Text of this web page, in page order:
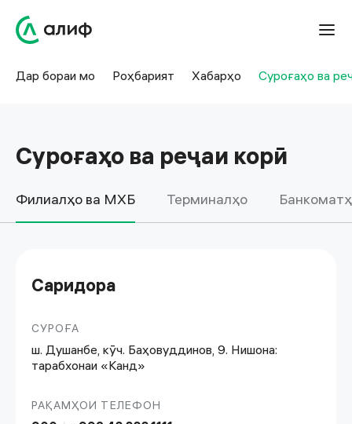
Дар бораи мо Роҳбарият Хабарҳо Суроғаҳо ва
Суроғаҳо ва реҷаи корӣ
Филиалҳо ва МХБ Терминалҳо
Саридора
СУРОҒА
ш. Душанбе, кӯч. Баҳовуддинов, 9. Нишона:
тарабхонаи «Канд»
РАҚАМҲОИ ТЕЛЕФОН